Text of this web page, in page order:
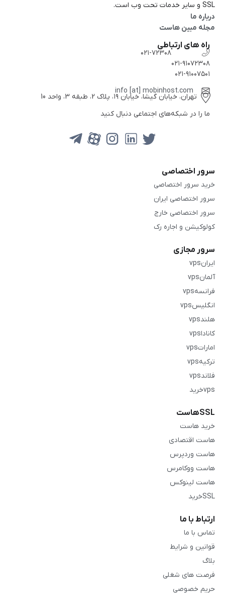
SSL و سایر خدمات تحت وب است.
درباره ما
مجله مبین هاست
راه های ارتباطی
۰۲۱-۷۲۳۰۸
۰۲۱-۹۱۰۷۲۳۰۸
۰۲۱-۹۱۰۰۷۵۰۱
info [at] mobinhost.com
تهران، خیابان گیشا، خیابان ۱۹، پلاک 2، طبقه 3، واحد 10
ما را در شبکه‌های اجتماعی دنبال کنید
سرور اختصاصی
خرید سرور اختصاصی
سرور اختصاصی ایران
سرور اختصاصی خارج
کولوکیشن و اجاره رک
سرور مجازی
ایرانvps
آلمانvps
فرانسهvps
انگلیسvps
هلندvps
کاناداvps
اماراتvps
ترکیهvps
فلاندvps
vpsخرید
SSLهاست
خرید هاست
هاست اقتصادی
هاست وردپرس
هاست ووکامرس
هاست لینوکس
SSLخرید
ارتباط با ما
تماس با ما
قوانین و شرایط
بلاگ
فرصت های شغلی
حریم خصوصی